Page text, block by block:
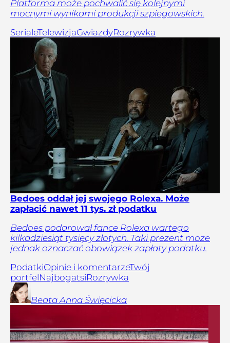
Platforma może pochwalić się kolejnymi
mocnymi wynikami produkcji szpiegowskich.
SerialeTelewizjaGwiazdyRozrywka
Bedoes oddał jej swojego Rolexa. Może
zapłacić nawet 11 tys. zł podatku
Bedoes podarował fance Rolexa wartego
kilkadziesiąt tysięcy złotych. Taki prezent może
jednak oznaczać obowiązek zapłaty podatku.
PodatkiOpinie i komentarzeTwój
portfelNajbogatsiRozrywka
Beata Anna Święcicka